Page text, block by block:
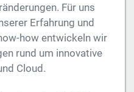
Für uns
Erfahrung und
how entwickeln wir
rund um innovative
Cloud.